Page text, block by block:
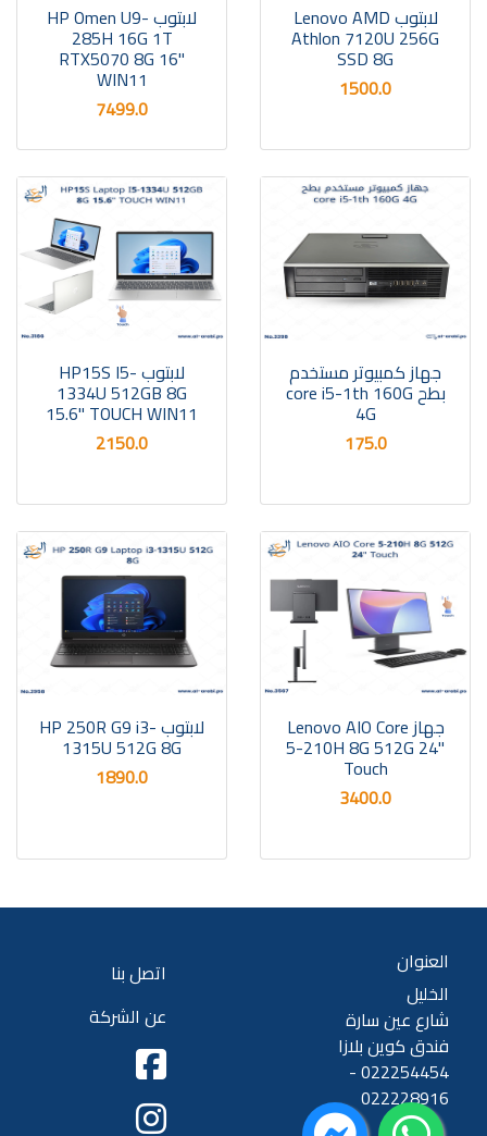
لابتوب Lenovo AMD
Athlon 7120U 256G
SSD 8G
1500.0
لابتوب HP Omen U9-
285H 16G 1T
RTX5070 8G 16"
WIN11
7499.0
جهاز كمبيوتر مستخدم
بطح core i5-1th 160G
4G
175.0
لابتوب HP15S I5-
1334U 512GB 8G
15.6" TOUCH WIN11
2150.0
جهاز Lenovo AIO Core
5-210H 8G 512G 24"
Touch
3400.0
لابتوب HP 250R G9 i3-
1315U 512G 8G
1890.0
العنوان
الخليل
شارع عين سارة
فندق كوين بلازا
022254454 -
022228916
اتصل بنا
عن الشركة